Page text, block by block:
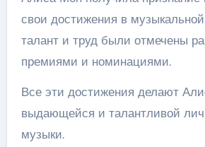
свои достижения в
талант и труд были отмечены
премиями и номинациями.
Все эти достижения делают
выдающейся и талантливой
музыки.